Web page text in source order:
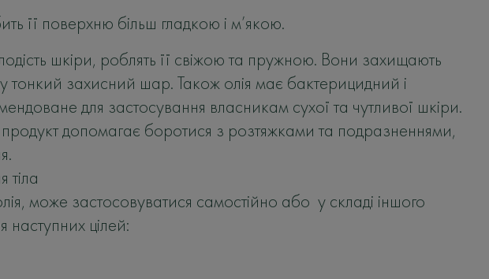
її поверхню більш гладкою і м’якою.
шкіри, роблять її свіжою та пружною. Вони захищають
захисний шар. Також олія має бактерицидний і
для застосування власникам сухої та чутливої ​​шкіри.
допомагає боротися з розтяжками та подразненнями,
тіла
може застосовуватися самостійно або у складі іншого
наступних цілей: